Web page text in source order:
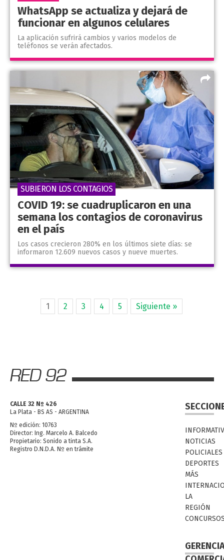
WhatsApp se actualiza y dejará de
funcionar en algunos celulares
La aplicación sufrirá cambios y varios modelos de
teléfonos se verán afectados.
COVID 19: se cuadruplicaron en una
semana los contagios de coronavirus
en el país
Los casos crecieron 280% en los últimos siete días: se
informaron 12.609 nuevos casos y nueve muertes.
SUBIERON LOS CONTAGIOS
1 2 3 4 5 Siguiente »
CALLE 32 Nº 426
La Plata - BS AS - ARGENTINA
Nº edición: 10763
Director: Ing. Marcelo A. Balcedo
Propietario: Sonido a tinta S.A.
Registro D.N.D.A. Nº en trámite
NOTICIAS
POLICIALES
DEPORTES
MÁS
LA
REGIÓN